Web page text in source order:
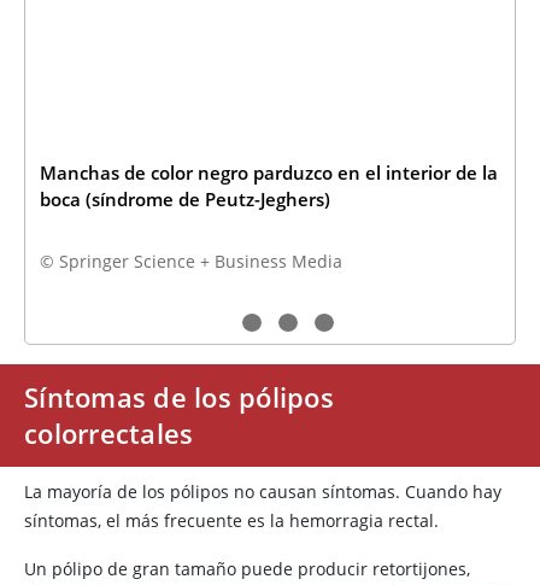
Manchas de color negro parduzco en el interior de la
boca (síndrome de Peutz-Jeghers)
© Springer Science + Business Media
Síntomas de los pólipos
colorrectales
La mayoría de los pólipos no causan síntomas. Cuando hay
síntomas, el más frecuente es la hemorragia rectal.
Un pólipo de gran tamaño puede producir retortijones,